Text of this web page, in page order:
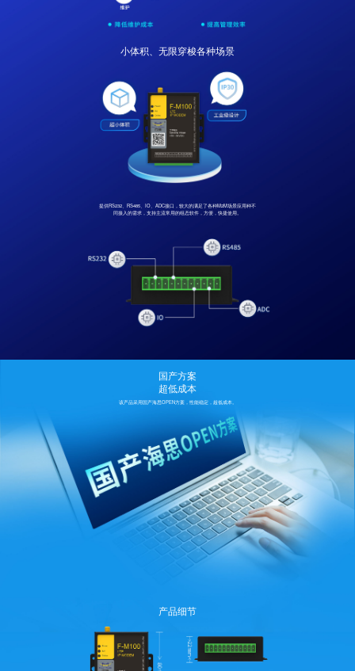
小体积、无限穿梭各种场景
提供RS232、RS485、IO、ADC接口，较大的满足了各种M2M场景应用种不
同接入的需求，支持主流常用的组态软件，方便，快捷使用。
国产方案
超低成本
该产品采用国产海思OPEN方案，性能稳定，超低成本。
产品细节